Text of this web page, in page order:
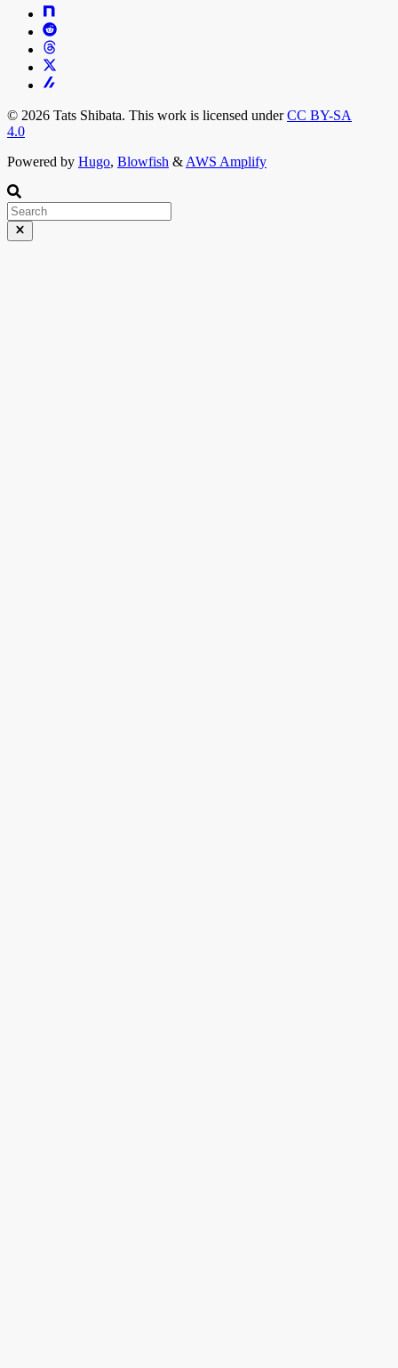
© 2026 Tats Shibata. This work is licensed underCC BY-SA
4.0
Powered by Hugo, Blowfish & AWS Amplify